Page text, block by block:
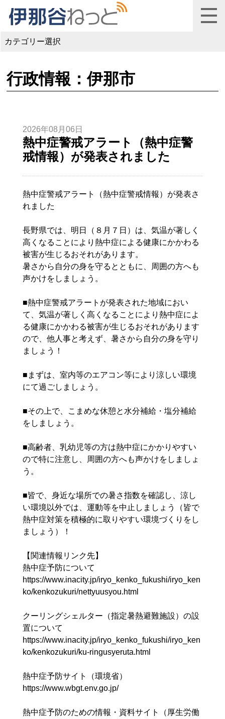
カテゴリー選択
行政情報：伊那市
2026年08月06日
熱中症警戒アラート（熱中症警
戒情報）が発表されました
熱中症警戒アラート（熱中症警戒情報）が発表さ
れました
長野県では、明日（８月７日）は、気温が著しく
高くなることにより熱中症による健康にかかわる
被害が生じるおそれがあります。
暑さから自分の身を守るとともに、周囲の方へも
声かけをしましょう。
■熱中症警戒アラートが発表された地域におい
て、気温が著しく高くなることにより熱中症によ
る健康にかかわる被害が生じるおそれがあります
ので、他人事と考えず、暑さから自分の身を守り
ましょう！
■まずは、室内等のエアコン等により涼しい環境
にて過ごしましょう。
■その上で、こまめな休憩と水分補給・塩分補給
をしましょう。
■高齢者、乳幼児等の方は熱中症にかかりやすい
ので特に注意し、周囲の方へも声かけをしましょ
う。
■皆で、身近な場所での暑さ指数を確認し、涼し
い環境以外では、運動等を中止しましょう（皆で
熱中症対策を積極的に取りやすい環境づくりをし
ましょう）！
【関連情報リンク先】
熱中症予防について
https://www.inacity.jp/iryo_kenko_fukushi/iryo_ken
ko/kenkozukuri/nettyuusyou.html
クーリングシェルター（指定暑熱避難施設）の設
置について
https://www.inacity.jp/iryo_kenko_fukushi/iryo_ken
ko/kenkozukuri/ku-ringusyeruta.html
熱中症予防サイト（環境省）
https://www.wbgt.env.go.jp/
熱中症予防のための情報・資料サイト（厚生労働